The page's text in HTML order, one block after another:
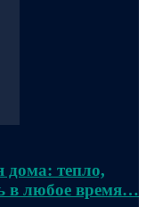
дома: тепло,
в любое время…